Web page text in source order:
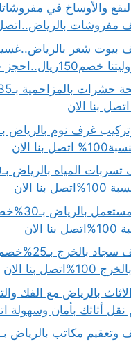
مفروشات
بيوت شعر
خدمتك الان
بنا الان
بنا الان
الان
شراء اثاث
شركة تنظيف
بنا الان
بالرياض مع الفك